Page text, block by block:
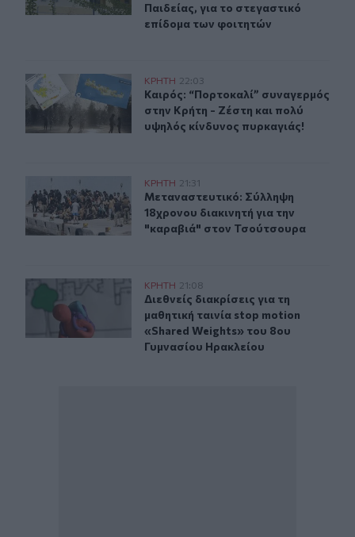
Παιδείας, για το στεγαστικό
επίδομα των φοιτητών
Καιρός: “Πορτοκαλί” συναγερμός στην Κρήτη - Ζέστη
ΚΡΗΤΗ 22:03
Καιρός: “Πορτοκαλί” συναγερμός
Καιρός: “Πορτοκαλί” συναγερμός
στην Κρήτη - Ζέστη και πολύ
υψηλός κίνδυνος πυρκαγιάς!
Μεταναστευτικό: Σύλληψη 18χρονου διακινητή για
ΚΡΗΤΗ 21:31
Μεταναστευτικό: Σύλληψη
Μεταναστευτικό: Σύλληψη
18χρονου διακινητή για την
"καραβιά" στον Τσούτσουρα
Διεθνείς διακρίσεις για τη μαθητική ταινία stop
ΚΡΗΤΗ 21:08
Διεθνείς διακρίσεις για τη
Διεθνείς διακρίσεις για τη
μαθητική ταινία stop motion
«Shared Weights» του 8ου
Γυμνασίου Ηρακλείου